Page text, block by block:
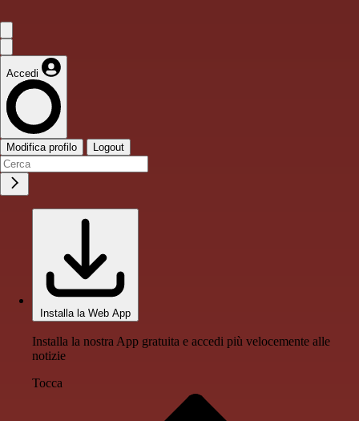
Accedi
Modifica profilo Logout
Installa la Web App
Installa la nostra App gratuita e accedi più velocemente alle
notizie
Tocca